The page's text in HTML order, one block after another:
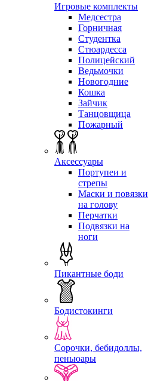
Игровые комплекты
Медсестра
Горничная
Студентка
Стюардесса
Полицейский
Ведьмочки
Новогодние
Кошка
Зайчик
Танцовщица
Пожарный
Аксессуары
Портупеи и
стрепы
Маски и повязки
на голову
Перчатки
Подвязки на
ноги
Пикантные боди
Бодистокинги
Сорочки, бебидоллы,
пеньюары